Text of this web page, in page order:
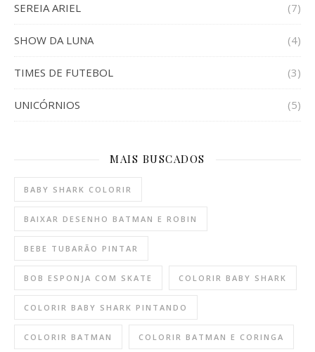
SEREIA ARIEL (7)
SHOW DA LUNA (4)
TIMES DE FUTEBOL (3)
UNICÓRNIOS (5)
MAIS BUSCADOS
BABY SHARK COLORIR
BAIXAR DESENHO BATMAN E ROBIN
BEBE TUBARÃO PINTAR
BOB ESPONJA COM SKATE COLORIR BABY SHARK
COLORIR BABY SHARK PINTANDO
COLORIR BATMAN COLORIR BATMAN E CORINGA